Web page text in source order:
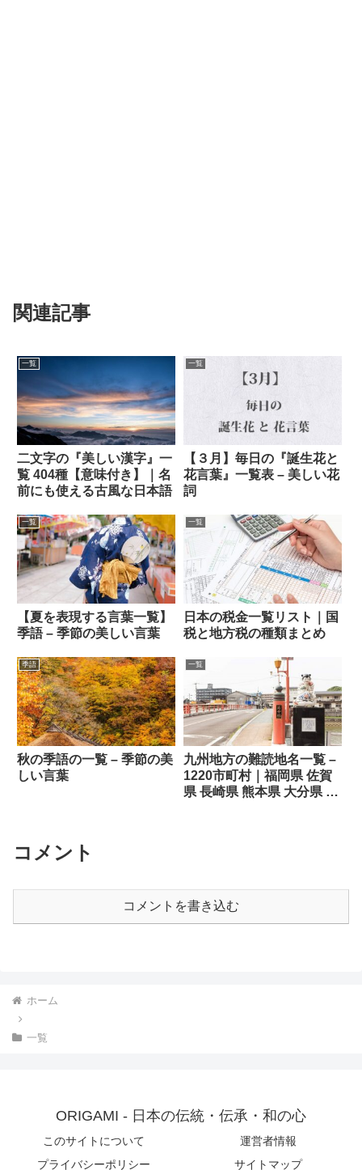
関連記事
一覧
二文字の『美しい漢字』一
覧 404種【意味付き】｜名
前にも使える古風な日本語
一覧
【３月】毎日の『誕生花と
花言葉』一覧表 – 美しい花
詞
一覧
【夏を表現する言葉一覧】
季語 – 季節の美しい言葉
一覧
日本の税金一覧リスト｜国
税と地方税の種類まとめ
季語
秋の季語の一覧 – 季節の美
しい言葉
一覧
九州地方の難読地名一覧 –
1220市町村｜福岡県 佐賀
県 長崎県 熊本県 大分県 宮
コメント
コメントを書き込む
ホーム
一覧
ORIGAMI - 日本の伝統・伝承・和の心
このサイトについて
運営者情報
プライバシーポリシー
サイトマップ